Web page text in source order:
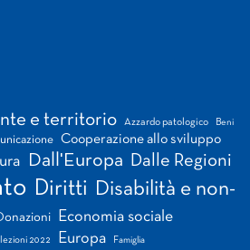
e territorio Azzardo patologico Beni
Cooperazione allo sviluppo
Dall'Europa Dalle Regioni
Diritti
Disabilità e non-
Economia sociale
2022 Europa Famiglia